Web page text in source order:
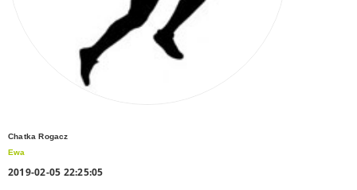
Chatka Rogacz
Ewa
2019-02-05 22:25:05